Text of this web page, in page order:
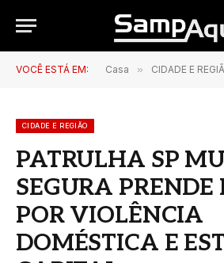
VOCÊ ESTÁ EM: Casa » CIDADE E
CIDADE E REGIÃO
PATRULHA SP
SEGURA
POR VIOLÊNCIA
DOMÉSTICA E